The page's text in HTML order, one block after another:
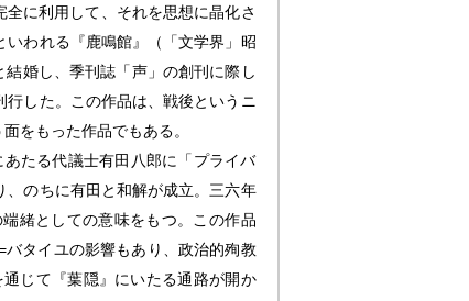
に利用して、それを思想に晶化さ
われる『鹿鳴館』（「文学界」昭
婚し、季刊誌「声」の創刊に際し
した。この作品は、戦後というニ
をもった作品でもある。
たる代議士有田八郎に「プライバ
のちに有田と和解が成立。三六年
緒としての意味をもつ。この作品
タイユの影響もあり、政治的殉教
じて『葉隠』にいたる通路が開か